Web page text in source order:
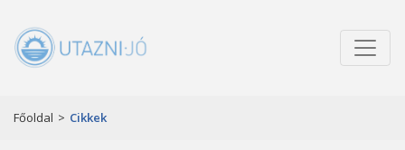
Főoldal > Cikkek